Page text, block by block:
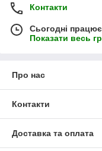
Контакти
Сьогодні
Показати весь
Про нас
Контакти
Доставка та оплата